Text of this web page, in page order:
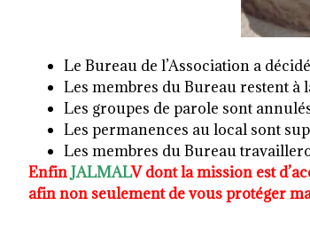
Le Bureau de l’Association a
Les membres du Bureau restent à
Les groupes de parole sont
Les permanences au local sont
Les membres du Bureau
EnfinJALMALV dont la mission est
afin non seulement de vous protéger